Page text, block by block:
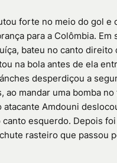
forte no meio do gol e
para a Colômbia. Em
bateu no canto direito
na bola antes de ela
desperdiçou a
ao mandar uma bomba no
atacante Amdouni
esquerdo. Depois
rasteiro que passou